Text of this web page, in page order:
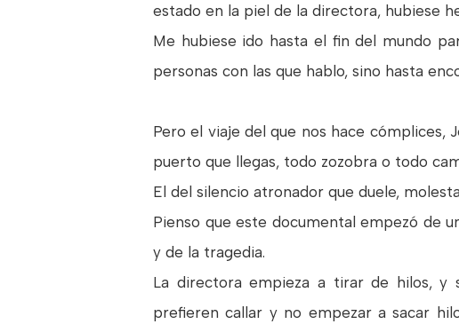
estado en la piel de la directora, hubiese
Me hubiese ido hasta el fin del mundo
personas con las que hablo, sino hasta
Pero el viaje del que nos hace cómplices,
puerto que llegas, todo zozobra o todo
El del silencio atronador que duele,
Pienso que este documental empezó de
y de la tragedia.
La directora empieza a tirar de hilos, y
prefieren callar y no empezar a sacar